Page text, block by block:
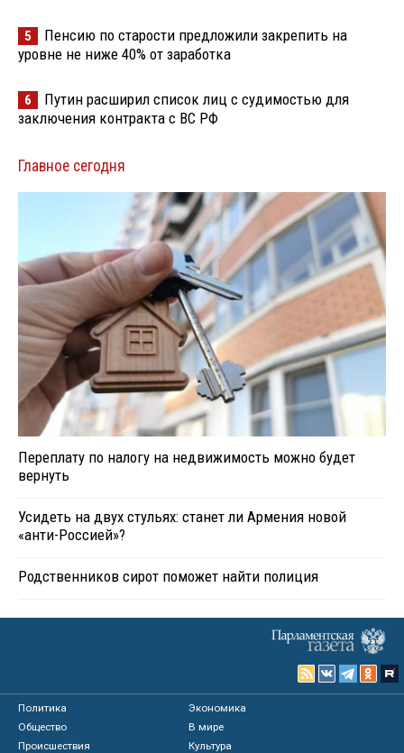
5
Пенсию по старости предложили закрепить на
уровне не ниже 40% от заработка
6
Путин расширил список лиц с судимостью для
заключения контракта с ВС РФ
Главное сегодня
Переплату по налогу на недвижимость можно будет
вернуть
Усидеть на двух стульях: станет ли Армения новой
«анти-Россией»?
Родственников сирот поможет найти полиция
Политика
Экономика
Общество
В мире
Происшествия
Культура